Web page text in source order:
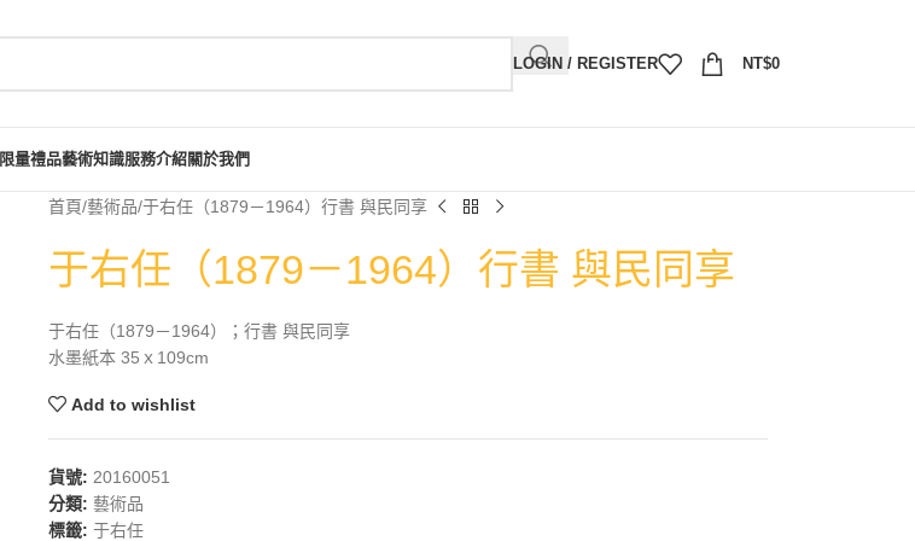
LOGIN / REGISTER NT$0
限量禮品藝術知識服務介紹關於我們
首頁 藝術品 于右任（1879－1964）行書 與民同享
于右任（1879－1964）行書 與民同享
于右任（1879－1964）；行書 與民同享
水墨紙本 35ｘ109cm
Add to wishlist
貨號: 20160051
分類: 藝術品
標籤: 于右任